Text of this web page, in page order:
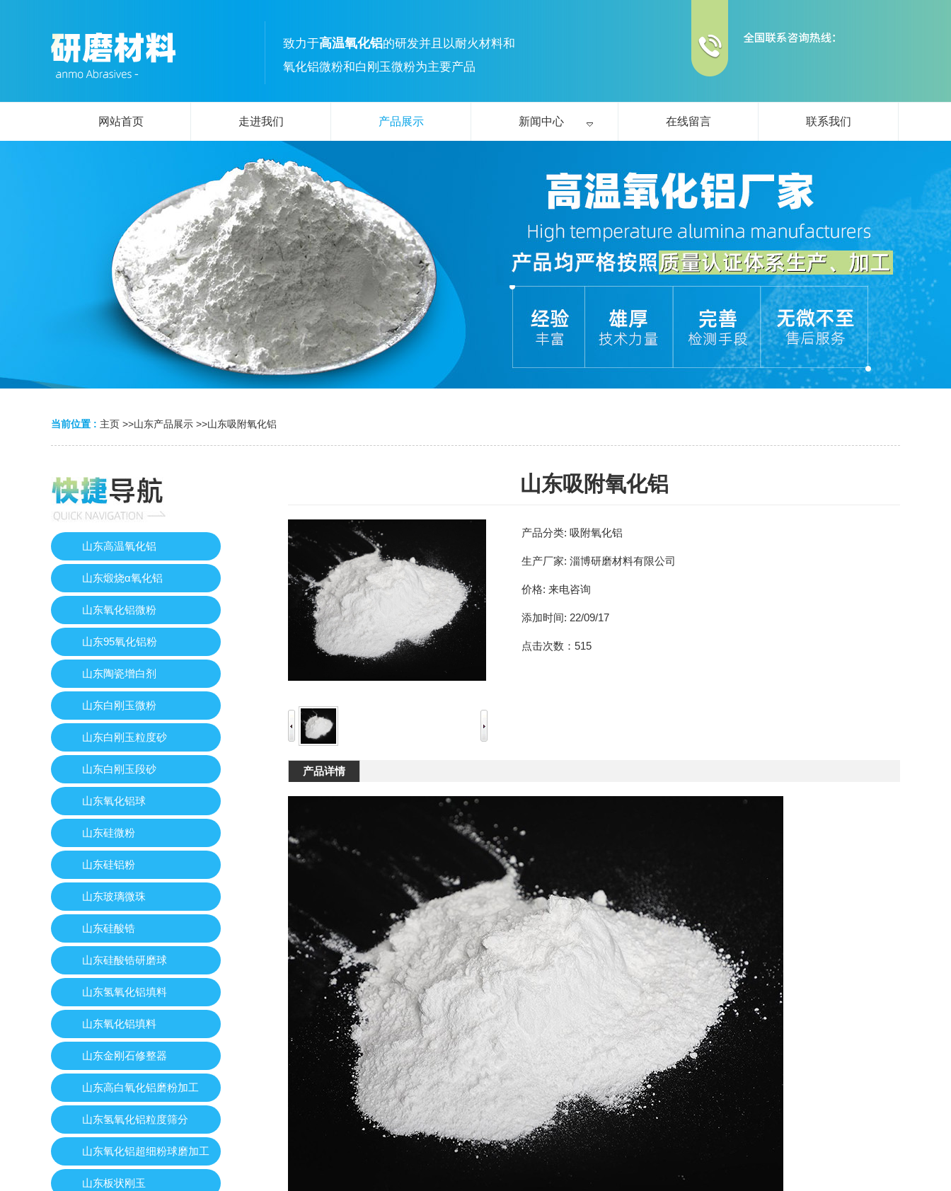
致力于高温氧化铝的研发并且以耐火材料和
氧化铝微粉和白刚玉微粉为主要产品
网站首页 走进我们 产品展示 新闻中心 在线留言 联系我们
当前位置 : 主页 >>山东产品展示 >>山东吸附氧化铝
山东高温氧化铝
山东煅烧α氧化铝
山东氧化铝微粉
山东95氧化铝粉
山东陶瓷增白剂
山东白刚玉微粉
山东白刚玉粒度砂
山东白刚玉段砂
山东氧化铝球
山东硅微粉
山东硅铝粉
山东玻璃微珠
山东硅酸锆
山东硅酸锆研磨球
山东氢氧化铝填料
山东氧化铝填料
山东金刚石修整器
山东高白氧化铝磨粉加工
山东氢氧化铝粒度筛分
山东氧化铝超细粉球磨加工
山东板状刚玉
山东吸附氧化铝
产品分类: 吸附氧化铝
生产厂家: 淄博研磨材料有限公司
价格: 来电咨询
添加时间: 22/09/17
点击次数： 515
产品详情